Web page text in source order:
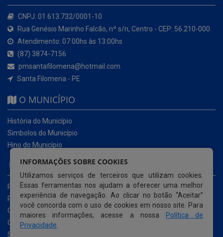
CNPJ: 01.613.732/0001-10
Rua Genésio Marinho Falcão, nº s/n, Centro - CEP: 56.210-000
Atendimento: 07:00hs às 13:00hs
(87) 3874-7156
pmsantafilomena@hotmail.com
Santa Filomena - PE
O MUNICÍPIO
História do Município
Simbolos do Município
Hino do Município
NOSSOS SERVIÇOS
Portal da Transparência
Portal da Transparência da COVID-19
Cartas de Serviços ao Usuário
Ouvidoria Municipal
Serviço de Informação ao Cidadão e-SIC
INFORMAÇÕES SOBRE COOKIES
Utilizamos serviços de terceiros que utilizam cookies.
Essas ferramentas nos ajudam a oferecer uma melhor
experiência de navegação. Ao clicar no botão “Aceitar”
você concorda com o uso de cookies em nosso site. Para
maiores informações, acesse a nossa
Política de
Privacidade